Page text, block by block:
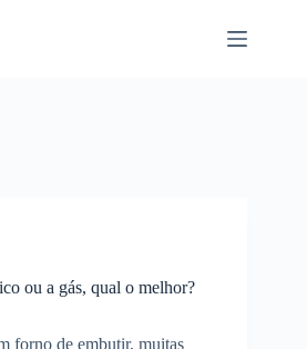
ou a gás, qual o melhor?
forno de embutir, muitas